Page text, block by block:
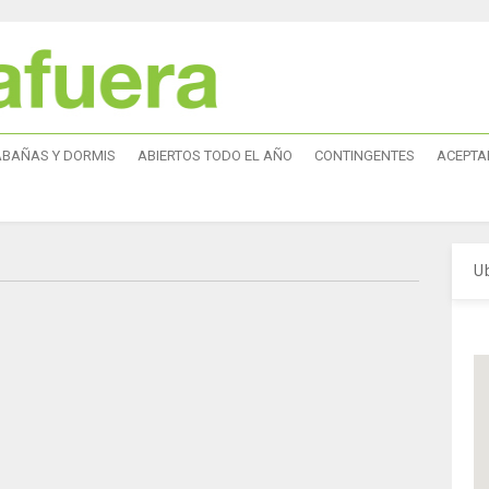
Y DORMIS ABIERTOS TODO EL AÑO CONTINGENTES